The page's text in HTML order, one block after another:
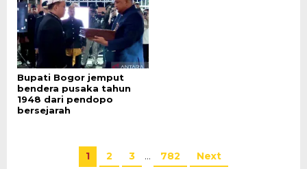
Bupati Bogor jemput
bendera pusaka tahun
1948 dari pendopo
bersejarah
1 2 3 … 782 Next